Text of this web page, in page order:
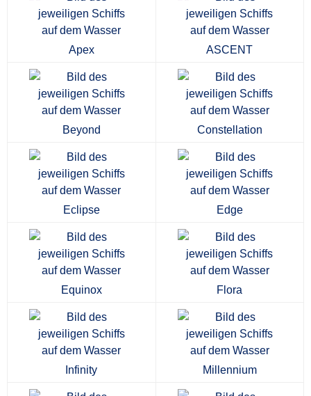
Apex ASCENT
Beyond Constellation
Eclipse Edge
Equinox Flora
Infinity Millennium